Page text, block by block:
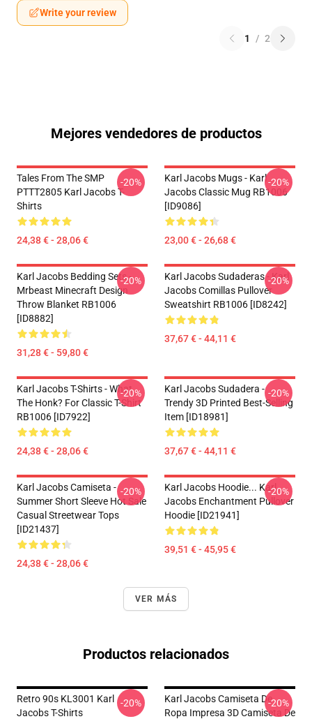
Write your review
1 / 2
Mejores vendedores de productos
Tales From The SMP
PTTT2805 Karl Jacobs T-
Shirts
24,38 € - 28,06 €
-20%
Karl Jacobs Mugs - Karl
Jacobs Classic Mug RB1006
[ID9086]
23,00 € - 26,68 €
-20%
Karl Jacobs Bedding Sets -
Mrbeast Minecraft Design
Throw Blanket RB1006
[ID8882]
31,28 € - 59,80 €
-20%
Karl Jacobs Sudaderas - Karl
Jacobs Comillas Pullover
Sweatshirt RB1006 [ID8242]
37,67 € - 44,11 €
-20%
Karl Jacobs T-Shirts - What
The Honk? For Classic T-Shirt
RB1006 [ID7922]
24,38 € - 28,06 €
-20%
Karl Jacobs Sudadera -
Trendy 3D Printed Best-Selling
Item [ID18981]
37,67 € - 44,11 €
-20%
Karl Jacobs Camiseta -
Summer Short Sleeve Hot Sale
Casual Streetwear Tops
[ID21437]
24,38 € - 28,06 €
-20%
Karl Jacobs Hoodie... Karl
Jacobs Enchantment Pullover
Hoodie [ID21941]
39,51 € - 45,95 €
-20%
VER MÁS
Productos relacionados
Retro 90s KL3001 Karl
Jacobs T-Shirts
-20%
Karl Jacobs Camiseta De
Ropa Impresa 3D Camiseta De
-20%